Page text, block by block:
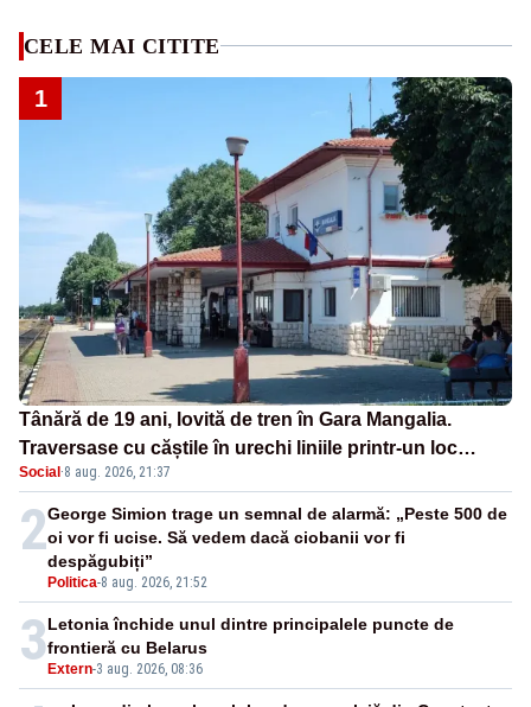
CELE MAI CITITE
1
Tânără de 19 ani, lovită de tren în Gara Mangalia.
Traversase cu căștile în urechi liniile printr-un loc
nepermis
Social ·8 aug. 2026, 21:37
2
Politica-8 aug. 2026, 21:52
George Simion trage un semnal de alarmă: „Peste 500 de
oi vor fi ucise. Să vedem dacă ciobanii vor fi
despăgubiți”
3 Extern-3 aug. 2026, 08:36
Letonia închide unul dintre principalele puncte de
frontieră cu Belarus